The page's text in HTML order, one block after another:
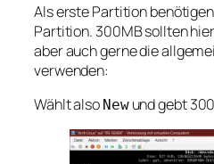
Als erste Partition benötigen
Partition. 300MB sollten
aber auch gerne die
verwenden:
Wählt also Newund gebt